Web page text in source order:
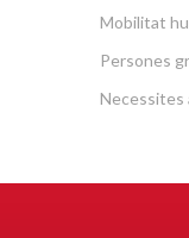
Mobilitat
Persones
Necessites